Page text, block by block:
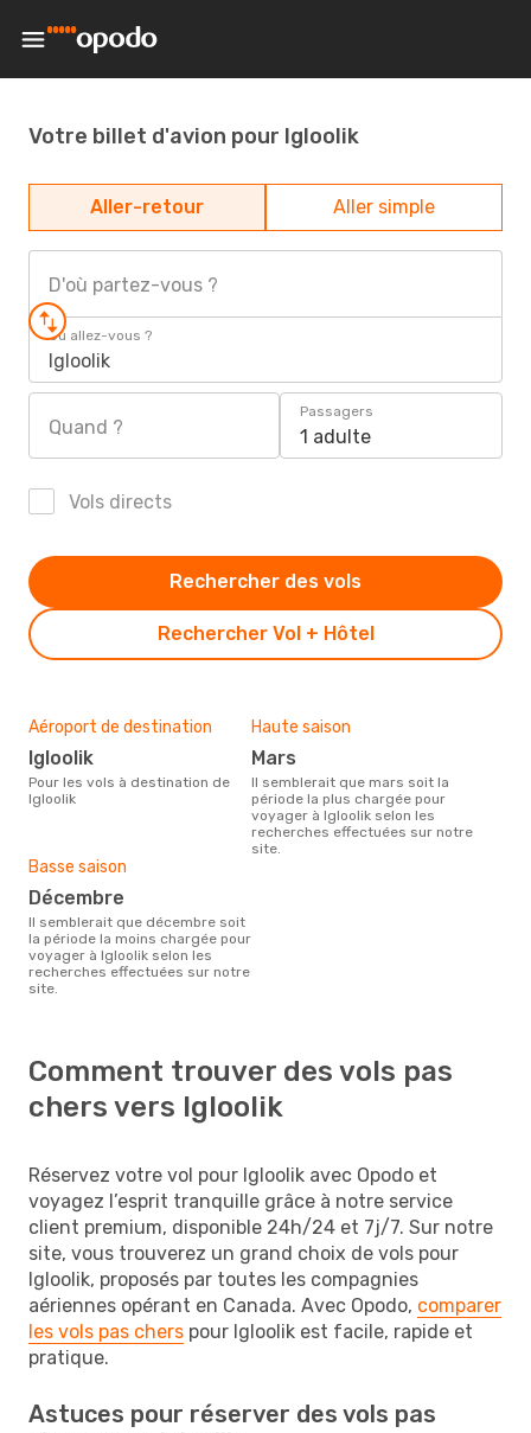
Votre billet d'avion pour Igloolik
Aller-retour Aller simple
D'où partez-vous ?
Où allez-vous ?
Igloolik
Quand ?
Passagers
1 adulte
Vols directs
Rechercher Vol + Hôtel
Rechercher des vols
Aéroport de destination
Igloolik
Pour les vols à destination de
Igloolik
Haute saison
mars
Il semblerait que mars soit la
période la plus chargée pour
voyager à Igloolik selon les
recherches effectuées sur notre
site.
Basse saison
décembre
Il semblerait que décembre soit
la période la moins chargée pour
voyager à Igloolik selon les
recherches effectuées sur notre
site.
Comment trouver des vols pas
chers vers Igloolik
Réservez votre vol pour Igloolik avec Opodo et
voyagez l’esprit tranquille grâce à notre service
client premium, disponible 24h/24 et 7j/7. Sur notre
site, vous trouverez un grand choix de vols pour
Igloolik, proposés par toutes les compagnies
aériennes opérant en Canada. Avec Opodo, comparer
les vols pas chers pour Igloolik est facile, rapide et
pratique.
Astuces pour réserver des vols pas